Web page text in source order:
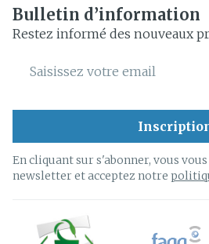
Bulletin d’information
Restez informé des nouveaux
Adresse mail
En cliquant sur s'abonner, vous
newsletter et acceptez notre